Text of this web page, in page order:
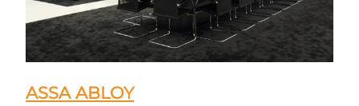
ASSA ABLOY